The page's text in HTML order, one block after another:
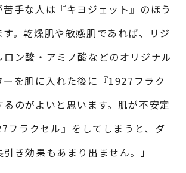
手な人は『キヨジェット』のほう
。乾燥肌や敏感肌であれば、リジ
ロン酸・アミノ酸などのオリジナル
ーを肌に入れた後に『1927フラク
のがよいと思います。肌が不安定
フラクセル』をしてしまうと、ダ
き効果もあまり出ません。」